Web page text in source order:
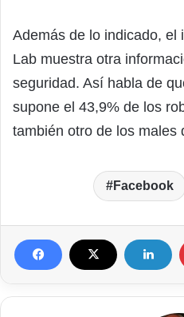
Además de lo indicado, el
Lab muestra otra
seguridad. Así habla de
supone el 43,9% de los
también otro de los males
Facebook